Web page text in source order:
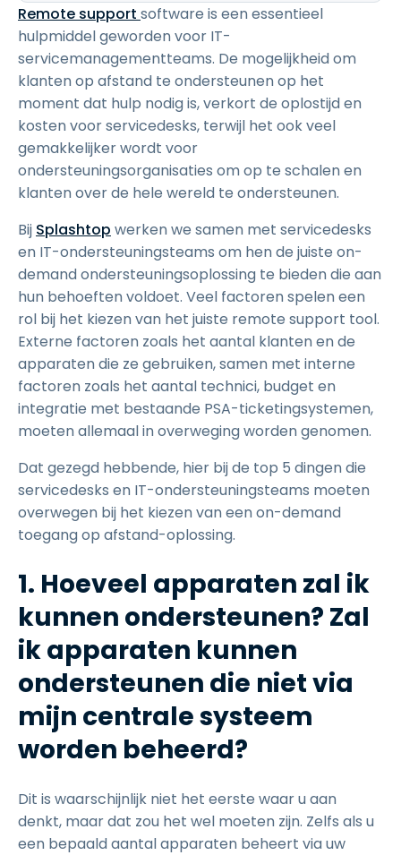
Remote support software is een essentieel
hulpmiddel geworden voor IT-
servicemanagementteams. De mogelijkheid om
klanten op afstand te ondersteunen op het
moment dat hulp nodig is, verkort de oplostijd en
kosten voor servicedesks, terwijl het ook veel
gemakkelijker wordt voor
ondersteuningsorganisaties om op te schalen en
klanten over de hele wereld te ondersteunen.
Bij Splashtop werken we samen met servicedesks
en IT-ondersteuningsteams om hen de juiste on-
demand ondersteuningsoplossing te bieden die aan
hun behoeften voldoet. Veel factoren spelen een
rol bij het kiezen van het juiste remote support tool.
Externe factoren zoals het aantal klanten en de
apparaten die ze gebruiken, samen met interne
factoren zoals het aantal technici, budget en
integratie met bestaande PSA-ticketingsystemen,
moeten allemaal in overweging worden genomen.
Dat gezegd hebbende, hier bij de top 5 dingen die
servicedesks en IT-ondersteuningsteams moeten
overwegen bij het kiezen van een on-demand
toegang op afstand-oplossing.
1. Hoeveel apparaten zal ik
kunnen ondersteunen? Zal
ik apparaten kunnen
ondersteunen die niet via
mijn centrale systeem
worden beheerd?
Dit is waarschijnlijk niet het eerste waar u aan
denkt, maar dat zou het wel moeten zijn. Zelfs als u
een bepaald aantal apparaten beheert via uw